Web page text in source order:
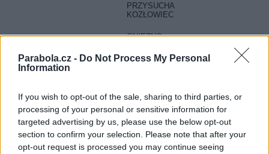
Parabola.cz - Do Not Process My Personal
Information
If you wish to opt-out of the sale, sharing to third parties, or
processing of your personal or sensitive information for
targeted advertising by us, please use the below opt-out
section to confirm your selection. Please note that after your
opt-out request is processed you may continue seeing
PRZYSUCHA
KOZŁOWIEC
GNIEZNO
KIELCE ŚWIĘTY
KRZYŻ
POZNAŃ ŚREM